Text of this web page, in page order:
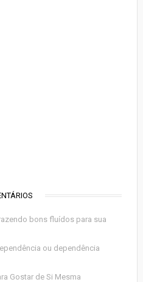
bons fluídos para sua
ou dependência
Gostar de Si Mesma